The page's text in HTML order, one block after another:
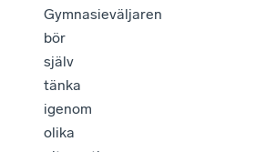
Gymnasieväljaren
bör
själv
tänka
igenom
olika